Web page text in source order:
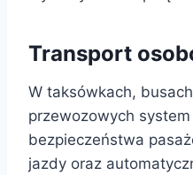
Transport
W taksówkach,
przewozowych
bezpieczeństwa
jazdy oraz